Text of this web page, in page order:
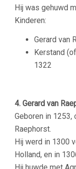
Hij was gehuwd
Kinderen:
Gerard van
Kerstand
1322
4. Gerard van
Geboren in 1253,
Raephorst.
Hij werd in 1300
Holland, en in